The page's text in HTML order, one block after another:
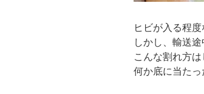
ヒビが入る程
しかし、輸送
こんな割れ方は
何か底に当たっ